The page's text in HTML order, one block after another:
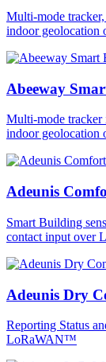
Multi-mode
indoor
Abeeway
Multi-mode tracker
indoor
Adeunis
Smart Building
contact input over
Adeunis Dry
Reporting Status
LoRaWAN™